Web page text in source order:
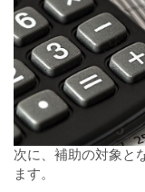
次に、補助の対象と
ます。